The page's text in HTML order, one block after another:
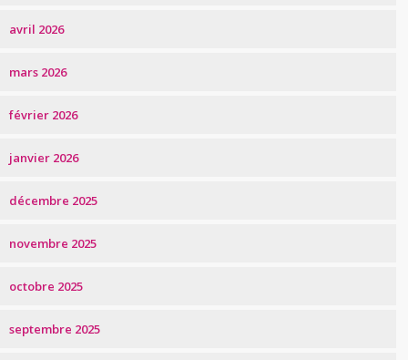
avril 2026
mars 2026
février 2026
janvier 2026
décembre 2025
novembre 2025
octobre 2025
septembre 2025